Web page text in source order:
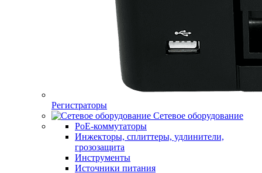
Регистраторы
Сетевое оборудование
PoE-коммутаторы
Инжекторы, сплиттеры, удлинители,
грозозащита
Инструменты
Источники питания